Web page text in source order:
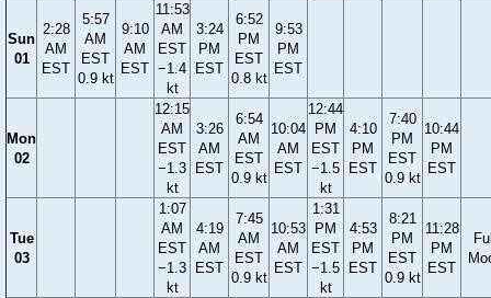
Sun
01
2:28
AM
EST
5:57
AM
EST
0.9 kt
9:10
AM
EST
11:53
AM
EST
−1.4
kt
3:24
PM
EST
6:52
PM
EST
0.8 kt
9:53
PM
EST
Mon
02
12:15
AM
EST
−1.3
kt
3:26
AM
EST
6:54
AM
EST
0.9 kt
10:04
AM
EST
12:44
PM
EST
−1.5
kt
4:10
PM
EST
7:40
PM
EST
0.9 kt
10:44
PM
EST
Tue
03
1:07
AM
EST
−1.3
kt
4:19
AM
EST
7:45
AM
EST
0.9 kt
10:53
AM
EST
1:31
PM
EST
−1.5
kt
4:53
PM
EST
8:21
PM
EST
0.9 kt
11:28
PM
EST